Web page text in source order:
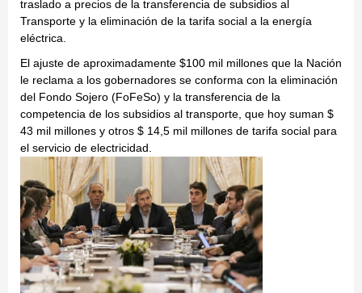
traslado a precios de la transferencia de subsidios al
Transporte y la eliminación de la tarifa social a la energía
eléctrica.
El ajuste de aproximadamente $100 mil millones que la Nación
le reclama a los gobernadores se conforma con la eliminación
del Fondo Sojero (FoFeSo) y la transferencia de la
competencia de los subsidios al transporte, que hoy suman $
43 mil millones y otros $ 14,5 mil millones de tarifa social para
el servicio de electricidad.